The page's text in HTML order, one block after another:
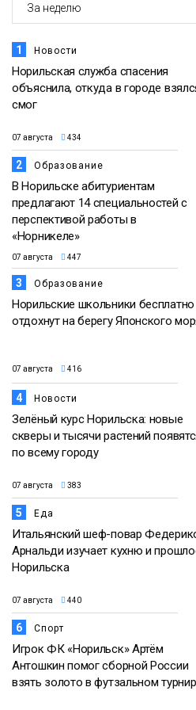
Общество
1 Новости
Норильская служба спасения
объяснила, откуда в городе
смог
07 августа 434
2 Образование
В Норильске абитуриентам
предлагают 14 специальностей с
перспективой работы в
«Норникеле»
07 августа 447
3 Образование
Норильские школьники бесплатно
отдохнут на берегу Японского
07 августа 416
4 Новости
Зелёный курс Норильска: новые
скверы и тысячи растений
по всему городу
07 августа 383
5 Еда
Итальянский шеф-повар
Арнальди изучает кухню и
Норильска
07 августа 440
6 Спорт
Игрок ФК «Норильск» Артём
Антошкин помог сборной России
взять золото в футзальном